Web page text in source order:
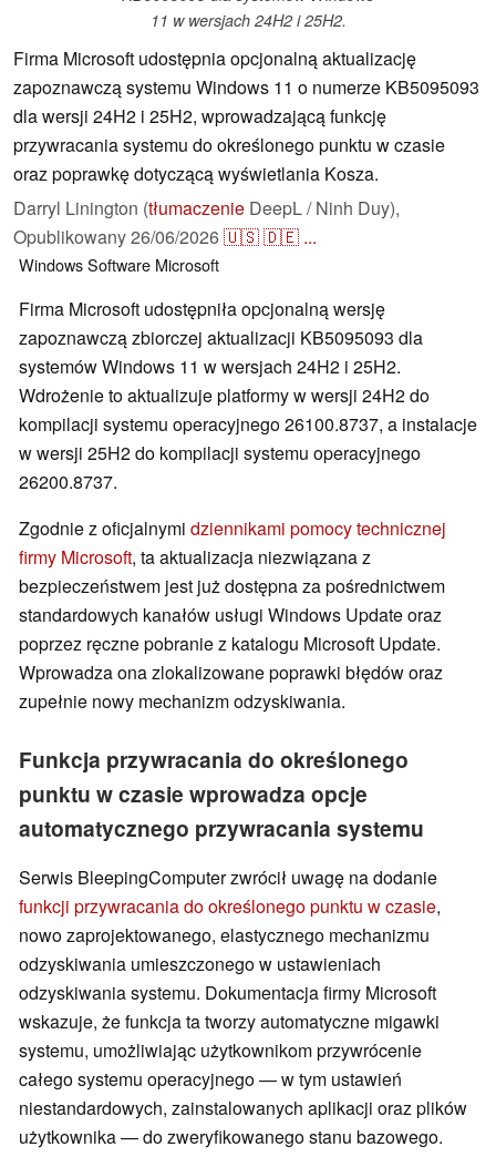
11 w wersjach 24H2 i 25H2.
Firma Microsoft udostępnia opcjonalną aktualizację
zapoznawczą systemu Windows 11 o numerze KB5095093
dla wersji 24H2 i 25H2, wprowadzającą funkcję
przywracania systemu do określonego punktu w czasie
oraz poprawkę dotyczącą wyświetlania Kosza.
Darryl Linington (tłumaczenie DeepL / Ninh Duy),
Opublikowany26/06/2026🇺🇸🇩🇪 ...
WindowsSoftware Microsoft
Firma Microsoft udostępniła opcjonalną wersję
zapoznawczą zbiorczej aktualizacji KB5095093 dla
systemów Windows 11 w wersjach 24H2 i 25H2.
Wdrożenie to aktualizuje platformy w wersji 24H2 do
kompilacji systemu operacyjnego 26100.8737, a instalacje
w wersji 25H2 do kompilacji systemu operacyjnego
26200.8737.
Zgodnie z oficjalnymi dziennikami pomocy technicznej
firmy Microsoft, ta aktualizacja niezwiązana z
bezpieczeństwem jest już dostępna za pośrednictwem
standardowych kanałów usługi Windows Update oraz
poprzez ręczne pobranie z katalogu Microsoft Update.
Wprowadza ona zlokalizowane poprawki błędów oraz
zupełnie nowy mechanizm odzyskiwania.
Funkcja przywracania do określonego
punktu w czasie wprowadza opcje
automatycznego przywracania systemu
Serwis BleepingComputer zwrócił uwagę na dodanie
funkcji przywracania do określonego punktu w czasie,
nowo zaprojektowanego, elastycznego mechanizmu
odzyskiwania umieszczonego w ustawieniach
odzyskiwania systemu. Dokumentacja firmy Microsoft
wskazuje, że funkcja ta tworzy automatyczne migawki
systemu, umożliwiając użytkownikom przywrócenie
całego systemu operacyjnego — w tym ustawień
niestandardowych, zainstalowanych aplikacji oraz plików
użytkownika — do zweryfikowanego stanu bazowego.